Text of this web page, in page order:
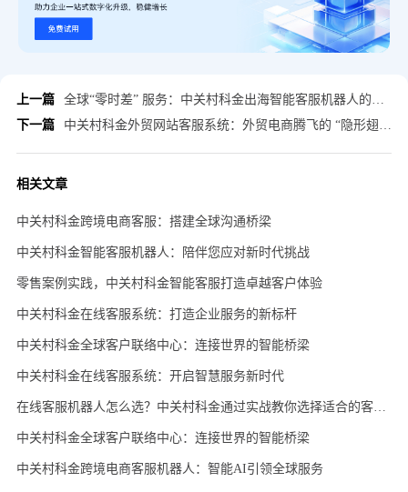
上一篇
全球“零时差” 服务：中关村科金出海智能客服机器人的应用
下一篇
中关村科金外贸网站客服系统：外贸电商腾飞的 “隐形翅膀”
相关文章
中关村科金跨境电商客服：搭建全球沟通桥梁
中关村科金智能客服机器人：陪伴您应对新时代挑战
零售案例实践，中关村科金智能客服打造卓越客户体验
中关村科金在线客服系统：打造企业服务的新标杆
中关村科金全球客户联络中心：连接世界的智能桥梁
中关村科金在线客服系统：开启智慧服务新时代
在线客服机器人怎么选？中关村科金通过实战教你选择适合的客服系统
中关村科金全球客户联络中心：连接世界的智能桥梁
中关村科金跨境电商客服机器人：智能AI引领全球服务